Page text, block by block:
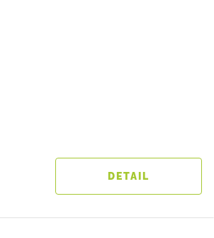
DETAIL